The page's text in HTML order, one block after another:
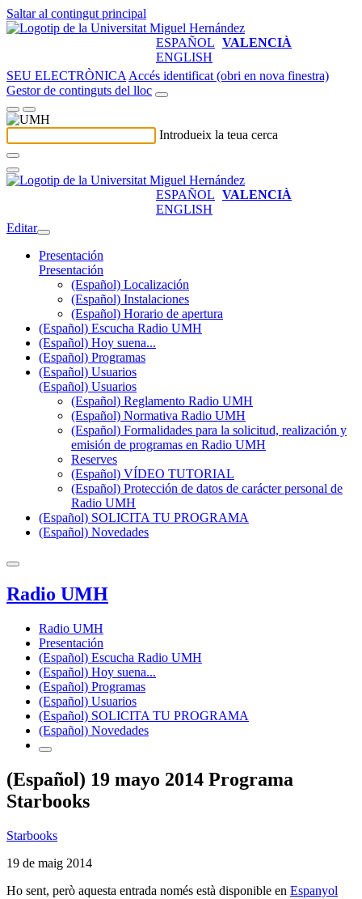
Saltar al contingut principal
ESPAÑOL VALENCIÀ
ENGLISH
SEU ELECTRÒNICA Accés identificat (obri en nova finestra)
Gestor de continguts del lloc
Introdueix la teua cerca
ESPAÑOL VALENCIÀ
ENGLISH
Editar
Presentación
Presentación
(Español) Localización
(Español) Instalaciones
(Español) Horario de apertura
(Español) Escucha Radio UMH
(Español) Hoy suena...
(Español) Programas
(Español) Usuarios
(Español) Usuarios
(Español) Reglamento Radio UMH
(Español) Normativa Radio UMH
(Español) Formalidades para la solicitud, realización y
emisión de programas en Radio UMH
Reserves
(Español) VÍDEO TUTORIAL
(Español) Protección de datos de carácter personal de
Radio UMH
(Español) SOLICITA TU PROGRAMA
(Español) Novedades
Radio UMH
Radio UMH
Presentación
(Español) Escucha Radio UMH
(Español) Hoy suena...
(Español) Programas
(Español) Usuarios
(Español) SOLICITA TU PROGRAMA
(Español) Novedades
(Español) 19 mayo 2014 Programa
Starbooks
Starbooks
19 de maig 2014
Ho sent, però aquesta entrada només està disponible en Espanyol